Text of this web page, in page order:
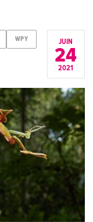
WPY JUIN
24
2021